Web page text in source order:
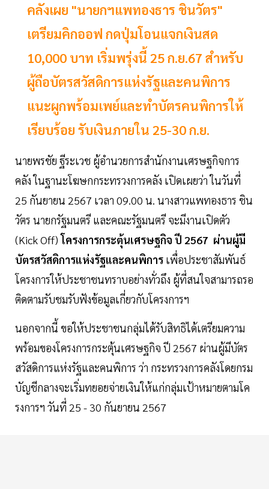
คลังเผย "นายกฯแพทองธาร ชินวัตร"
เตรียมคิกออฟ กดปุ่มโอนแจกเงินสด
10,000 บาท เริ่มพรุ่งนี้ 25 ก.ย.67 สำหรับ
ผู้ถือบัตรสวัสดิการแห่งรัฐและคนพิการ
แนะผูกพร้อมเพย์และทำบัตรคนพิการให้
เรียบร้อย รับเงินภายใน 25-30 ก.ย.
นายพรชัย ฐีระเวช ผู้อำนวยการสำนักงานเศรษฐกิจการ
คลัง ในฐานะโฆษกกระทรวงการคลัง เปิดเผยว่า ในวันที่
25 กันยายน 2567 เวลา 09.00 น. นางสาวแพทองธาร ชิน
วัตร นายกรัฐมนตรี และคณะรัฐมนตรี จะมีงานเปิดตัว
(Kick Off)โครงการกระตุ้นเศรษฐกิจ ปี 2567 ผ่านผู้มี
บัตรสวัสดิการแห่งรัฐและคนพิการ เพื่อประชาสัมพันธ์
โครงการให้ประชาชนทราบอย่างทั่วถึง ผู้ที่สนใจสามารถรอ
ติดตามรับชมรับฟังข้อมูลเกี่ยวกับโครงการฯ
นอกจากนี้ ขอให้ประชาชนกลุ่มได้รับสิทธิได้เตรียมความ
พร้อมของโครงการกระตุ้นเศรษฐกิจ ปี 2567 ผ่านผู้มีบัตร
สวัสดิการแห่งรัฐและคนพิการ ว่า กระทรวงการคลังโดยกรม
บัญชีกลางจะเริ่มทยอยจ่ายเงินให้แก่กลุ่มเป้าหมายตามโค
รงการฯ วันที่ 25 - 30 กันยายน 2567